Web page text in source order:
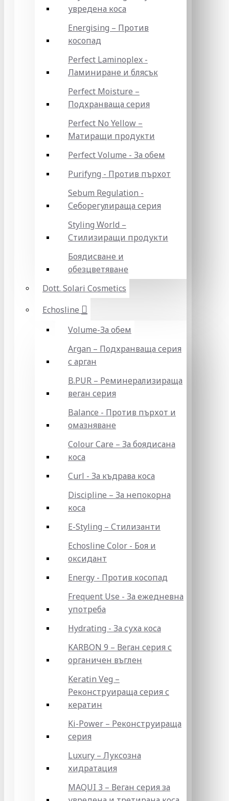
увредена коса
Energising – Против
косопад
Perfect Laminoplex -
Ламиниране и блясък
Perfect Moisture –
Подхранваща серия
Perfect No Yellow –
Матиращи продукти
Perfect Volume - За обем
Purifyng - Против пърхот
Sebum Regulation -
Себорегулираща серия
Styling World –
Стилизиращи продукти
Боядисване и
обезцветяване
Dott. Solari Cosmetics
Echosline
Volume-За обем
Argan – Подхранваща серия
с арган
B.PUR – Реминерализираща
веган серия
Balance - Против пърхот и
омазняване
Colour Care – За боядисана
коса
Curl - За къдрава коса
Discipline – За непокорна
коса
E-Styling – Стилизанти
Echosline Color - Боя и
оксидант
Energy - Против косопад
Frequent Use - За ежедневна
употреба
Hydrating - За суха коса
KARBON 9 – Веган серия с
органичен въглен
Keratin Veg –
Реконструираща серия с
кератин
Ki-Power – Реконструираща
серия
Luxury – Луксозна
хидратация
MAQUI 3 – Веган серия за